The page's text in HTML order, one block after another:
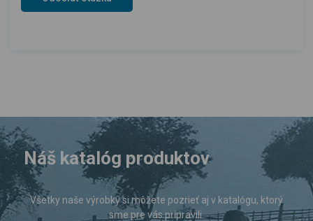
Náš katalóg produktov
Všetky naše výrobky si môžete pozrieť aj v katalógu, ktorý
sme pre vás pripravili.